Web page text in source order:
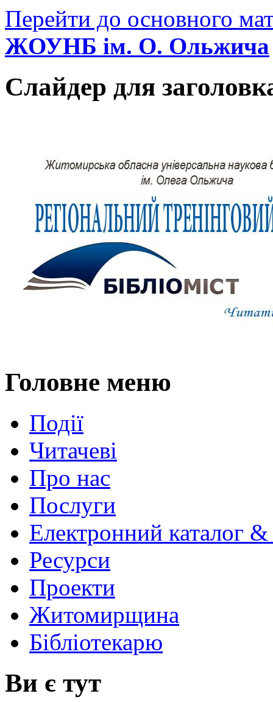
Перейти до основного
ЖОУНБ ім. О. Ольжича
Слайдер для
Головне меню
Події
Читачеві
Про нас
Послуги
Електронний каталог
Ресурси
Проекти
Житомирщина
Бібліотекарю
Ви є тут